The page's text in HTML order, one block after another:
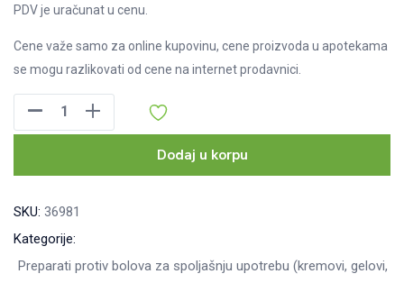
PDV je uračunat u cenu.
Cene važe samo za online kupovinu, cene proizvoda u apotekama
se mogu razlikovati od cene na internet prodavnici.
gel
100ml
Dodaj u korpu
SKU: 36981
Kategorije:
Preparati protiv bolova za spoljašnju upotrebu (kremovi, gelovi,